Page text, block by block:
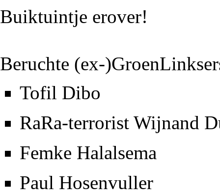
Buiktuintje erover!
Beruchte (ex-
Tofil Dibo
RaRa-terrorist Wijnand
Femke Halalsema
Paul Hosenvuller